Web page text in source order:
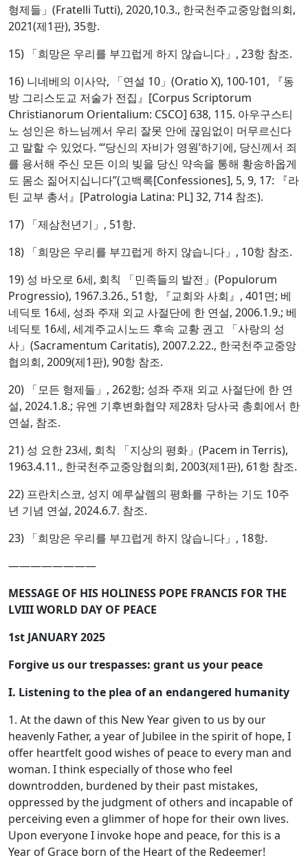
형제들」(Fratelli Tutti), 2020,10.3., 한국천주교중앙협의회,
2021(제1판), 35항.
15) 「희망은 우리를 부끄럽게 하지 않습니다」, 23항 참조.
16) 니네베의 이사악, 「연설 10」(Oratio X), 100-101, 『동
방 그리스도교 저술가 전집』[Corpus Scriptorum
Christianorum Orientalium: CSCO] 638, 115. 아우구스티
노 성인은 하느님께서 우리 잘못 안에 끊임없이 머무르신다
고 말할 수 있었다. “‘당신의 자비가 영원’하기에, 당신께서 죄
를 용서해 주신 모든 이의 빚을 당신 약속을 통해 황송하옵게
도 몸소 짊어지십니다”(고백록[Confessiones], 5, 9, 17: 『라
틴 교부 총서』[Patrologia Latina: PL] 32, 714 참조).
17) 「제삼천년기」, 51항.
18) 「희망은 우리를 부끄럽게 하지 않습니다」, 10항 참조.
19) 성 바오로 6세, 회칙 「민족들의 발전」(Populorum
Progressio), 1967.3.26., 51항, 『교회와 사회』, 401면; 베
네딕토 16세, 성좌 주재 외교 사절단에 한 연설, 2006.1.9.; 베
네딕토 16세, 세계주교시노드 후속 교황 권고 「사랑의 성
사」(Sacramentum Caritatis), 2007.2.22., 한국천주교중앙
협의회, 2009(제1판), 90항 참조.
20) 「모든 형제들」, 262항; 성좌 주재 외교 사절단에 한 연
설, 2024.1.8.; 유엔 기후변화협약 제28차 당사국 총회에서 한
연설, 참조.
21) 성 요한 23세, 회칙 「지상의 평화」(Pacem in Terris),
1963.4.11., 한국천주교중앙협의회, 2003(제1판), 61항 참조.
22) 프란치스코, 성지 예루살렘의 평화를 구하는 기도 10주
년 기념 연설, 2024.6.7. 참조.
23) 「희망은 우리를 부끄럽게 하지 않습니다」, 18항.
————————
MESSAGE OF HIS HOLINESS POPE FRANCIS FOR THE
LVIII WORLD DAY OF PEACE
1st JANUARY 2025
Forgive us our trespasses: grant us your peace
I. Listening to the plea of an endangered humanity
1. At the dawn of this New Year given to us by our
heavenly Father, a year of Jubilee in the spirit of hope, I
offer heartfelt good wishes of peace to every man and
woman. I think especially of those who feel
downtrodden, burdened by their past mistakes,
oppressed by the judgment of others and incapable of
perceiving even a glimmer of hope for their own lives.
Upon everyone I invoke hope and peace, for this is a
Year of Grace born of the Heart of the Redeemer!